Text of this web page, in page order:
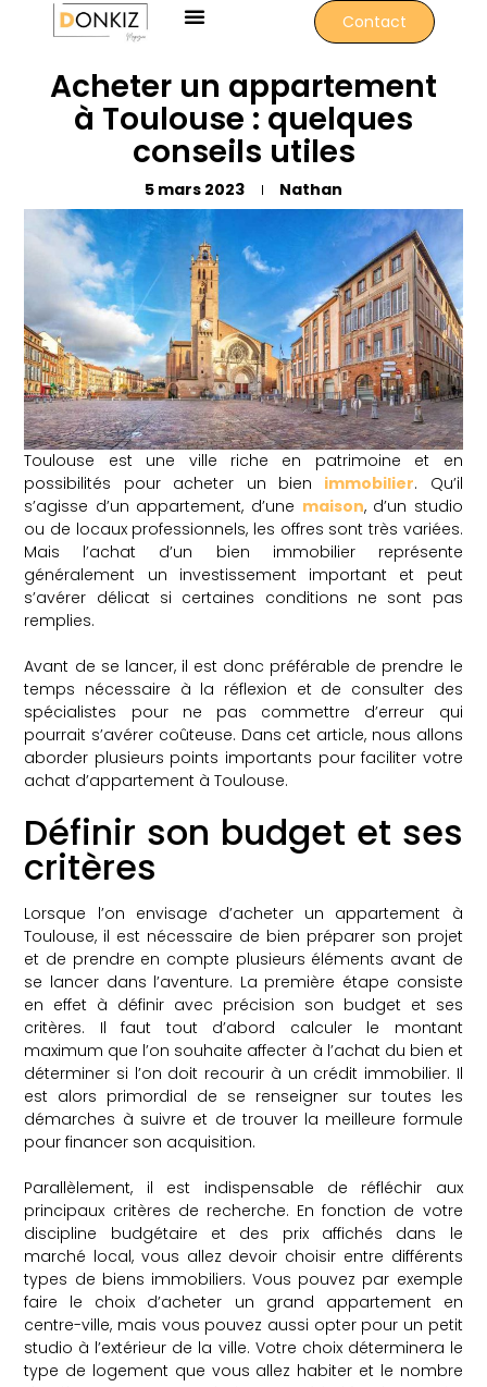
Contact
Acheter un appartement
à Toulouse : quelques
conseils utiles
5 mars 2023 Nathan
Toulouse est une ville riche en patrimoine et en
possibilités pour acheter un bien immobilier. Qu’il
s’agisse d’un appartement, d’une maison, d’un studio
ou de locaux professionnels, les offres sont très variées.
Mais l’achat d’un bien immobilier représente
généralement un investissement important et peut
s’avérer délicat si certaines conditions ne sont pas
remplies.
Avant de se lancer, il est donc préférable de prendre le
temps nécessaire à la réflexion et de consulter des
spécialistes pour ne pas commettre d’erreur qui
pourrait s’avérer coûteuse. Dans cet article, nous allons
aborder plusieurs points importants pour faciliter votre
achat d’appartement à Toulouse.
Définir son budget et ses
critères
Lorsque l’on envisage d’acheter un appartement à
Toulouse, il est nécessaire de bien préparer son projet
et de prendre en compte plusieurs éléments avant de
se lancer dans l’aventure. La première étape consiste
en effet à définir avec précision son budget et ses
critères. Il faut tout d’abord calculer le montant
maximum que l’on souhaite affecter à l’achat du bien et
déterminer si l’on doit recourir à un crédit immobilier. Il
est alors primordial de se renseigner sur toutes les
démarches à suivre et de trouver la meilleure formule
pour financer son acquisition.
Parallèlement, il est indispensable de réfléchir aux
principaux critères de recherche. En fonction de votre
discipline budgétaire et des prix affichés dans le
marché local, vous allez devoir choisir entre différents
types de biens immobiliers. Vous pouvez par exemple
faire le choix d’acheter un grand appartement en
centre-ville, mais vous pouvez aussi opter pour un petit
studio à l’extérieur de la ville. Votre choix déterminera le
type de logement que vous allez habiter et le nombre